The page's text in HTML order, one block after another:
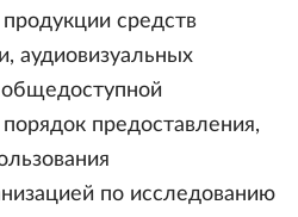
средств
аудиовизуальных
предоставления,
по исследованию